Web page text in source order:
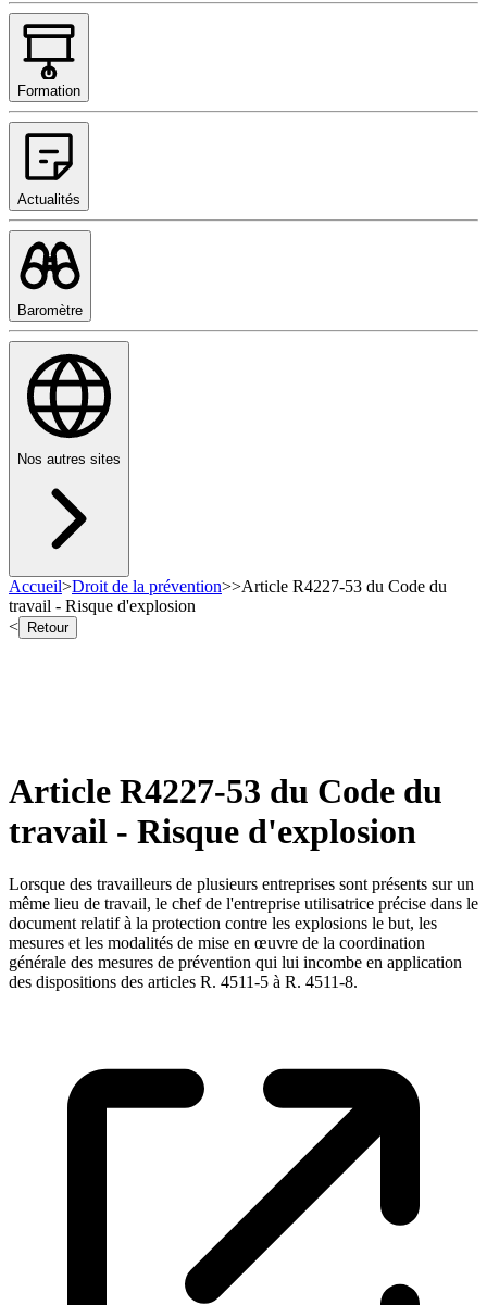
Formation
Actualités
Baromètre
Nos autres sites
Accueil>Droit de la prévention>>Article R4227-53 du Code du
travail - Risque d'explosion
<
Retour
Article R4227-53 du Code du
travail - Risque d'explosion
Lorsque des travailleurs de plusieurs entreprises sont présents sur un
même lieu de travail, le chef de l'entreprise utilisatrice précise dans le
document relatif à la protection contre les explosions le but, les
mesures et les modalités de mise en œuvre de la coordination
générale des mesures de prévention qui lui incombe en application
des dispositions des articles R. 4511-5 à R. 4511-8.